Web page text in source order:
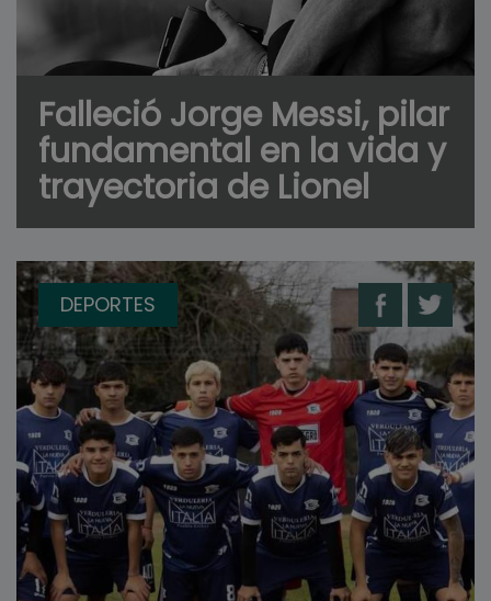
Falleció Jorge Messi, pilar
fundamental en la vida y
trayectoria de Lionel
DEPORTES